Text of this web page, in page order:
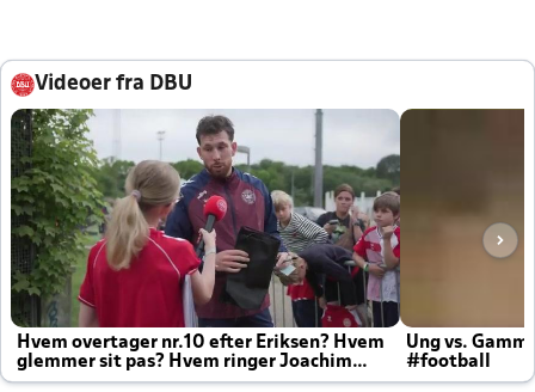
Videoer fra DBU
Hvem overtager nr.10 efter Eriksen? Hvem
glemmer sit pas? Hvem ringer Joachim
altid til efter kampe?
Ung vs.
#football